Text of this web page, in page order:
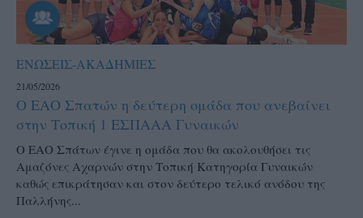
ΕΝΩΣΕΙΣ-ΑΚΑΔΗΜΙΕΣ
21/05/2026
Ο ΕΑΟ Σπατών η δεύτερη ομάδα που ανεβαίνει
στην Τοπική 1 ΕΣΠΑΑΑ Γυναικών
Ο ΕΑΟ Σπάτων έγινε η ομάδα που θα ακολουθήσει τις
Αμαζόνες Αχαρνών στην Τοπική Κατηγορία Γυναικών
καθώς επικράτησαν και στον δεύτερο τελικό ανόδου της
Παλλήνης...